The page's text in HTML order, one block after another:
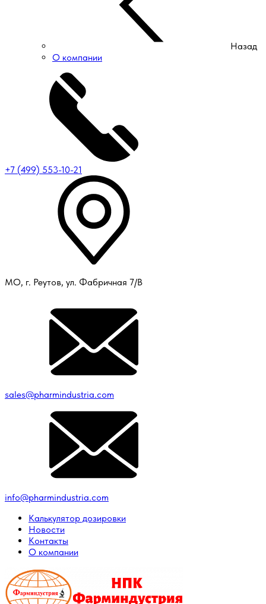
Назад
О компании
+7 (499) 553-10-21
МО, г. Реутов, ул. Фабричная 7/В
sales@pharmindustria.com
info@pharmindustria.com
Калькулятор дозировки
Новости
Контакты
О компании